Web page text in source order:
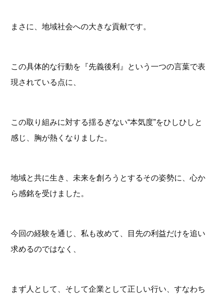
まさに、地域社会への大きな貢献です。
この具体的な行動を『先義後利』という一つの言葉で表
現されている点に、
この取り組みに対する揺るぎない“本気度”をひしひしと
感じ、胸が熱くなりました。
地域と共に生き、未来を創ろうとするその姿勢に、心か
ら感銘を受けました。
今回の経験を通じ、私も改めて、目先の利益だけを追い
求めるのではなく、
まず人として、そして企業として正しい行い、すなわち